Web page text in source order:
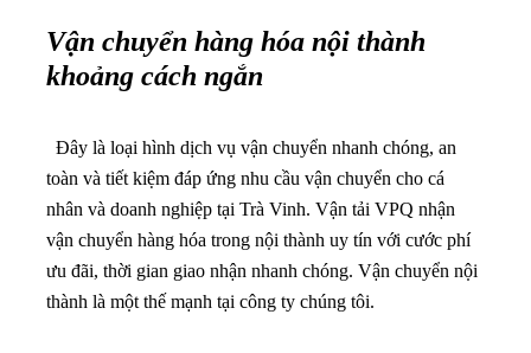
Vận chuyển hàng hóa nội thành
khoảng cách ngắn
Đây là loại hình dịch vụ vận chuyển nhanh chóng, an
toàn và tiết kiệm đáp ứng nhu cầu vận chuyển cho cá
nhân và doanh nghiệp tại Trà Vinh. Vận tải VPQ nhận
vận chuyển hàng hóa trong nội thành uy tín với cước phí
ưu đãi, thời gian giao nhận nhanh chóng. Vận chuyển nội
thành là một thế mạnh tại công ty chúng tôi.